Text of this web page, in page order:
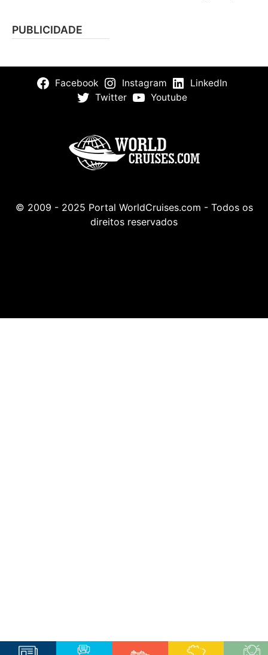
PUBLICIDADE
Facebook Instagram
LinkedIn
Twitter
Youtube
© 2009 - 2025 Portal WorldCruises.com - Todos os
direitos reservados